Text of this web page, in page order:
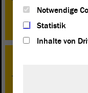
Baustein zur
Beamt*innen in
Beratung
Flutung der
Notwendige
Statistik
Inhalte von